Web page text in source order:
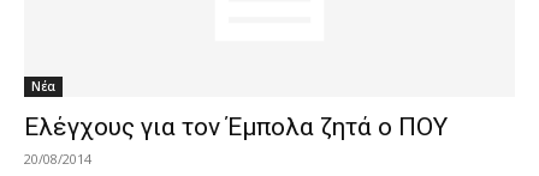
Νέα
Ελέγχους για τον Έμπολα ζητά ο ΠΟΥ
20/08/2014